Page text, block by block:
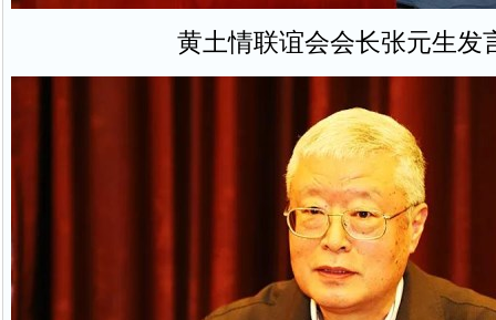
黄土情联谊会会长张元生发